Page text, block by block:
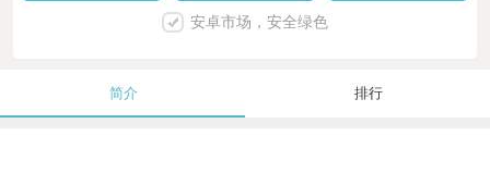
安卓市场，安全绿色
简介 排行